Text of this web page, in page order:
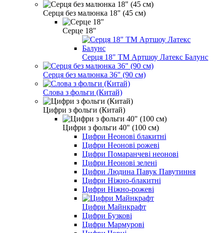
Серця без малюнка 18" (45 см)
Серце 18"
Серця 18" ТМ Артшоу Латекс Балунс
Серця без малюнка 36" (90 см)
Слова з фольги (Китай)
Цифри з фольги (Китай)
Цифри з фольги 40" (100 см)
Цифри Неонові блакитні
Цифри Неонові рожеві
Цифри Помаранчеві неонові
Цифри Неонові зелені
Цифри Людина Павук Павутиння
Цифри Ніжно-блакитні
Цифри Ніжно-рожеві
Цифри Майнкрафт
Цифри Бузкові
Цифри Мармурові